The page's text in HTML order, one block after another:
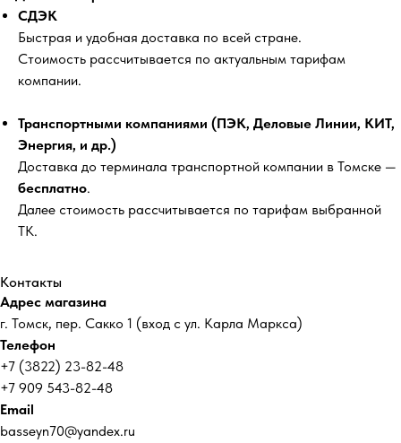
СДЭК
Быстрая и удобная доставка по всей стране.
Стоимость рассчитывается по актуальным тарифам
компании.
Транспортными компаниями (ПЭК, Деловые Линии, КИТ,
Энергия, и др.)
Доставка до терминала транспортной компании в Томске —
бесплатно.
Далее стоимость рассчитывается по тарифам выбранной
ТК.
Контакты
Адрес магазина
г. Томск, пер. Сакко 1 (вход с ул. Карла Маркса)
Телефон
+7 (3822) 23-82-48
+7 909 543-82-48
Email
basseyn70@yandex.ru